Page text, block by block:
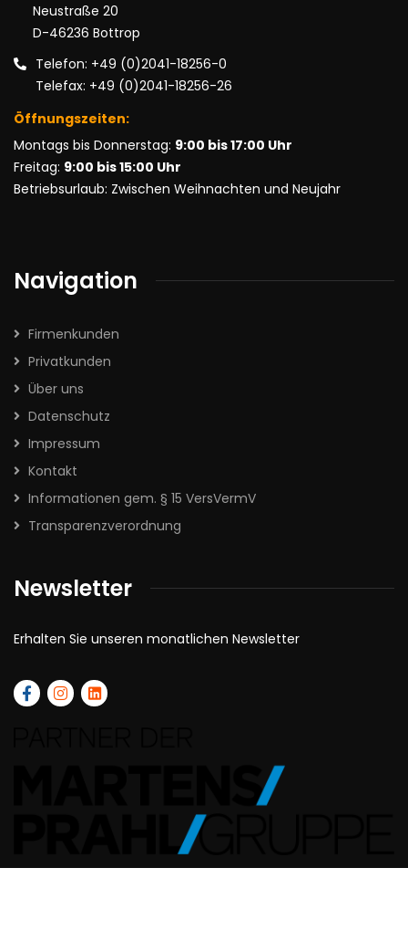
Neustraße 20
D-46236 Bottrop
Telefon: +49 (0)2041-18256-0
Telefax: +49 (0)2041-18256-26
Öffnungszeiten:
Montags bis Donnerstag: 9:00 bis 17:00 Uhr
Freitag: 9:00 bis 15:00 Uhr
Betriebsurlaub: Zwischen Weihnachten und Neujahr
Navigation
Firmenkunden
Privatkunden
Über uns
Datenschutz
Impressum
Kontakt
Informationen gem. § 15 VersVermV
Transparenzverordnung
Newsletter
Erhalten Sie unseren monatlichen Newsletter